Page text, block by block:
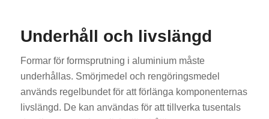
Underhåll och livslängd
Formar för formsprutning i aluminium måste
underhållas. Smörjmedel och rengöringsmedel
används regelbundet för att förlänga komponenternas
livslängd. De kan användas för att tillverka tusentals